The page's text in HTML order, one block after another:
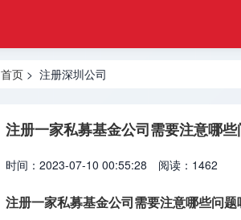
注册
登记
网
公司
公司
注册美国
首页 > 注册深圳公司
注册一家私募基金公司需要注意哪
时间：2023-07-10 00:55:28 阅读：1462
注册一家私募基金公司需要注意哪些问